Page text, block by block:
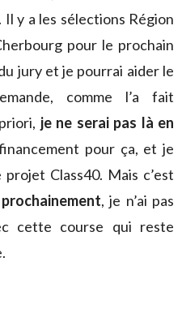
y a les sélections Région
pour le prochain
jury et je pourrai aider le
comme l’a fait
je ne serai pas là en
pour ça, et je
Class40. Mais c’est
, je n’ai pas
cette course qui reste